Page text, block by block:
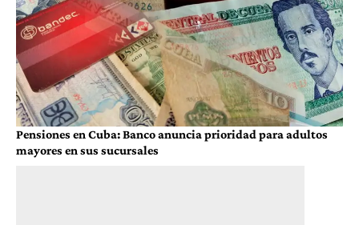
Pensiones en Cuba: Banco anuncia prioridad para adultos
mayores en sus sucursales